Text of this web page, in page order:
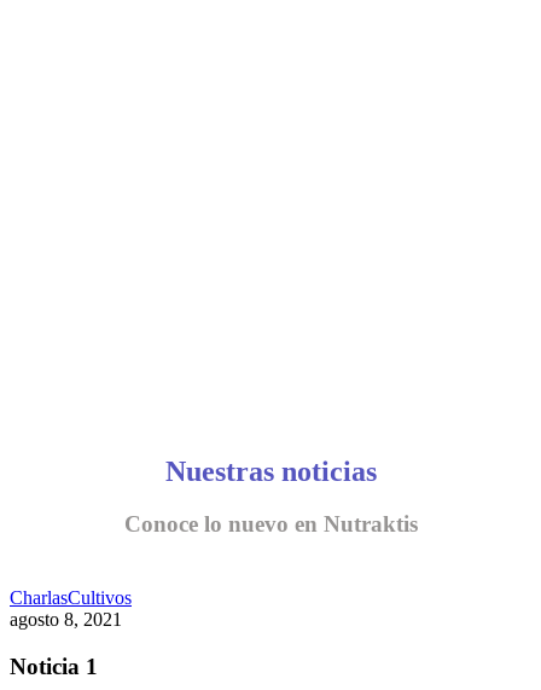
Nuestras noticias
Conoce lo nuevo en Nutraktis
CharlasCultivos
agosto 8, 2021
Noticia 1